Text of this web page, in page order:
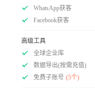
WhatsApp获客
Facebook获客
高级工具
全球企业库
数据导出(按需充值)
免费子账号 (5个)